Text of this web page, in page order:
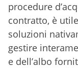
procedure
contratto, è
soluzioni
gestire
e dell’albo